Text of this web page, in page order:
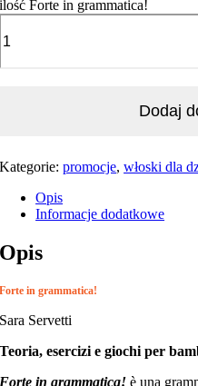
ilość Forte in grammatica!
Dodaj
Kategorie:promocje,włoski dla
Opis
Informacje dodatkowe
Opis
Forte in grammatica!
Sara Servetti
Teoria, esercizi e giochi per
Forte in grammatica! è una